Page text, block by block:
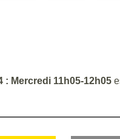
: Mercredi 11h05-12h05